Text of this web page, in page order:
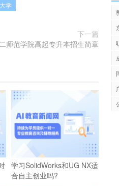
学
下一篇
师范学院高起专升本招生简章
学习SolidWorks和UG NX适
合自主创业吗?